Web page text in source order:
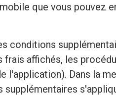
que vous pouvez
conditions
affichés, les
Dans la